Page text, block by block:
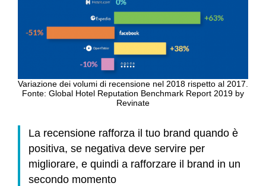
Variazione dei volumi di recensione nel 2018 rispetto al 2017.
Fonte: Global Hotel Reputation Benchmark Report 2019 by
Revinate
La recensione rafforza il tuo brand quando è
positiva, se negativa deve servire per
migliorare, e quindi a rafforzare il brand in un
secondo momento